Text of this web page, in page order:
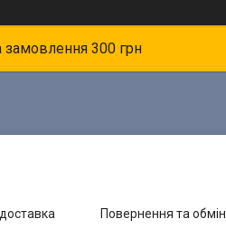
замовлення 300 грн
Повернення та обмін